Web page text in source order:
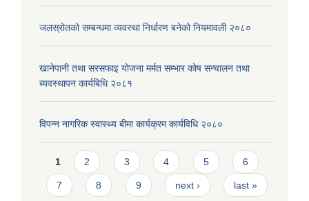
जलस्रोतको सम्बन्धमा व्यवस्था निर्धारण बनेको नियमावली २०८०
खानेपानी तथा सरसफाइ योजना मर्मत सम्भार कोष सन्चालन तथा
ब्यवस्थापन कार्यबिधि २०८१
विपन्न नागरिक स्वास्थ्य बीमा कार्यक्रम कार्यविधि २०८०
Pages
1 2 3 4 5 6
7 8 9 next › last »